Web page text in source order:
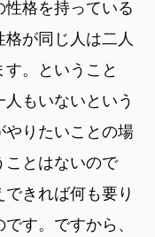
格を持っている
が同じ人は二人
。ということ
もいないという
やりたいことの場
ことはないので
きれば何も要り
す。ですから、